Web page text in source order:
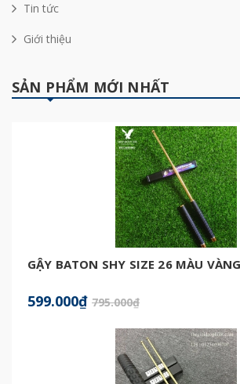
Tin tức
Giới thiệu
SẢN PHẨM MỚI NHẤT
GẬY BATON SHY SIZE 26 MÀU
599.000₫ 795.000₫